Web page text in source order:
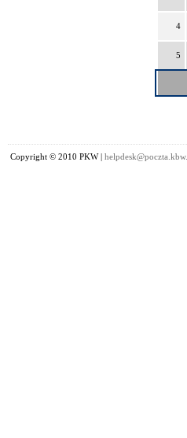
4
5
Copyright © 2010 PKW |